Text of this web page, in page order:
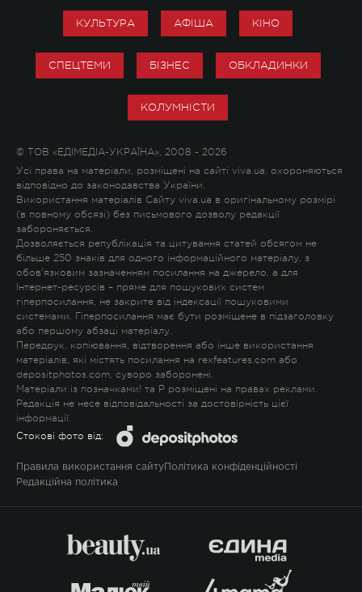
КУЛЬТУРА АФІША КІНО
СПЕЦТЕМИ БІЗНЕС ОБКЛАДИНКИ
КОЛУМНІСТИ
© ТОВ «ЕДІМЕДІА-УКРАЇНА», 2008 - 2026
Усі права на матеріали, розміщені на сайті viva.ua, охороняються
відповідно до законодавства України.
Використання матеріалів Сайту viva.ua в оригінальному розмірі
(в повному обсязі) без письмового дозволу редакції
забороняється.
Дозволяється републікація та цитування статей обсягом не
більше 250 знаків для одного інформаційного матеріалу, з
обов'язковим зазначенням посилання на джерело, а для
Інтернет-ресурсів – пряме для пошукових систем
гіперпосилання, не закрите від індексації пошуковими
системами. Гіперпосилання має бути розміщене в підзаголовку
або першому абзаці матеріалу.
Передрук, копіювання, відтворення або інше використання
матеріалів, які містять посилання на rexfeatures.com або
depositphotos.com, суворо заборонені.
Матеріали із позначками! та P розміщені на правах реклами.
Редакція не несе відповідальності за достовірність цієї
інформації.
Стокові фото від:
Правила використання сайту Політика конфіденційності
Редакційна політика